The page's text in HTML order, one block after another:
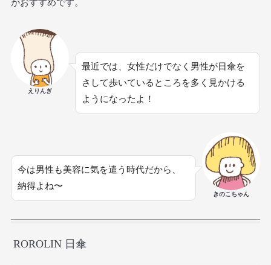
がおすすめです。
えりんぎ
最近では、女性だけでなく男性が日傘を
さして歩いているところを多く見かける
ようになったよ！
今は男性も美容に気を遣う時代だから、
納得よね〜
きのこちゃん
ROROLIN 日傘